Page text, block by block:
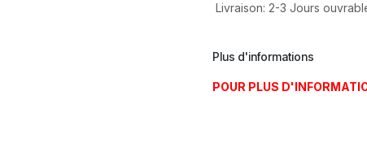
Livraison: 2-3 Jours
Plus d'informations
POUR PLUS